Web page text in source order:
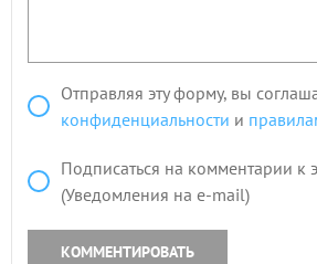
Отправляя эту форму, вы
конфиденциальности и
Подписаться на комментарии к
(Уведомления на e-mail)
КОММЕНТИРОВАТЬ